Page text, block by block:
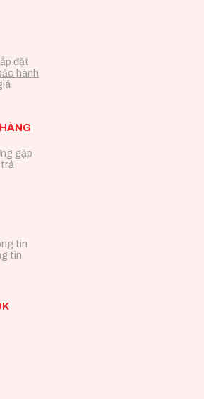
đặt
hành
gặp
trả
tin
tin